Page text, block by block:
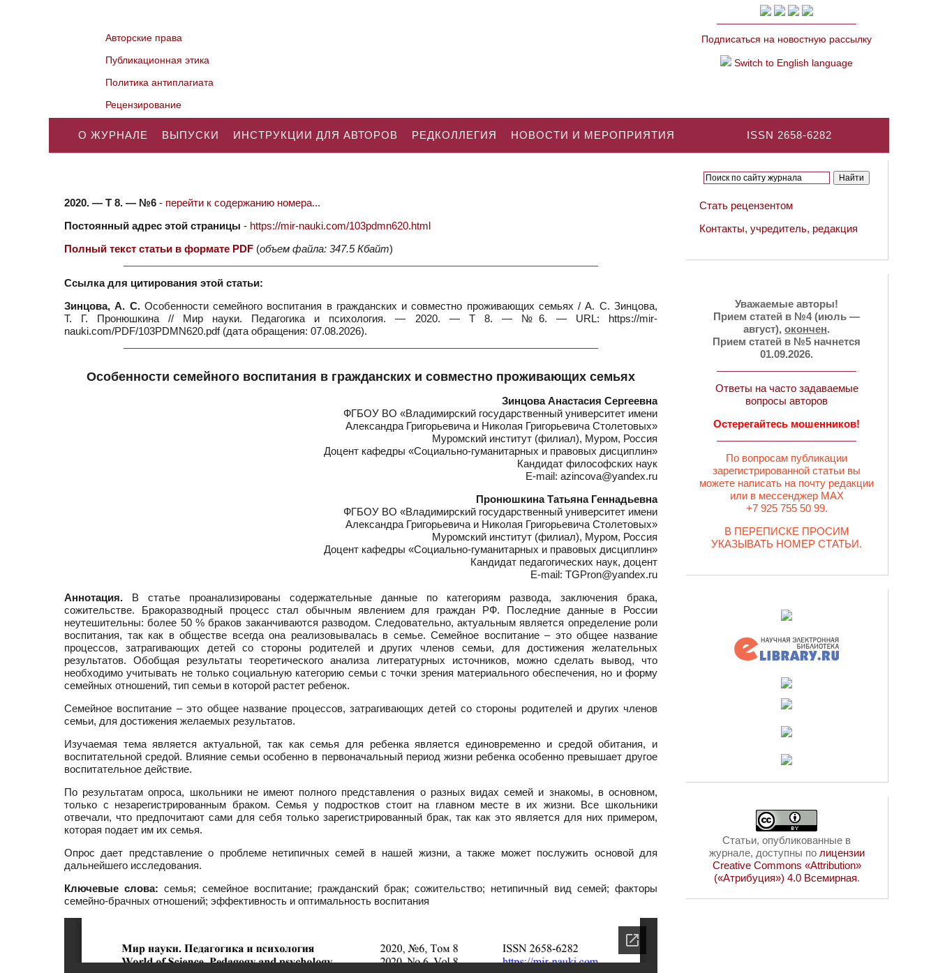
Авторские права
Публикационная этика
Политика антиплагиата
Рецензирование
Подписаться на новостную рассылку
Switch to English language
ISSN 2658-6282
О ЖУРНАЛЕ ВЫПУСКИ ИНСТРУКЦИИ ДЛЯ АВТОРОВ РЕДКОЛЛЕГИЯ НОВОСТИ И МЕРОПРИЯТИЯ
2020. — Т 8. — №6 - перейти к содержанию номера...
Постоянный адрес этой страницы - https://mir-nauki.com/103pdmn620.html
Полный текст статьи в формате PDF (объем файла: 347.5 Кбайт)
Ссылка для цитирования этой статьи:
Зинцова, А. С.Особенности семейного воспитания в гражданских и совместно проживающих семьях / А. С. Зинцова,
Т. Г. Пронюшкина // Мир науки. Педагогика и психология. — 2020. — Т 8. — №6. — URL: https://mir-
nauki.com/PDF/103PDMN620.pdf (дата обращения: 07.08.2026).
Особенности семейного воспитания в гражданских и совместно проживающих семьях
Зинцова Анастасия Сергеевна
ФГБОУ ВО «Владимирский государственный университет имени
Александра Григорьевича и Николая Григорьевича Столетовых»
Муромский институт (филиал), Муром, Россия
Доцент кафедры «Социально-гуманитарных и правовых дисциплин»
Кандидат философских наук
E-mail: azincova@yandex.ru
Пронюшкина Татьяна Геннадьевна
ФГБОУ ВО «Владимирский государственный университет имени
Александра Григорьевича и Николая Григорьевича Столетовых»
Муромский институт (филиал), Муром, Россия
Доцент кафедры «Социально-гуманитарных и правовых дисциплин»
Кандидат педагогических наук, доцент
E-mail: TGPron@yandex.ru
Аннотация. В статье проанализированы содержательные данные по категориям развода, заключения брака,
сожительстве. Бракоразводный процесс стал обычным явлением для граждан РФ. Последние данные в России
неутешительны: более 50 % браков заканчиваются разводом. Следовательно, актуальным является определение роли
воспитания, так как в обществе всегда она реализовывалась в семье. Семейное воспитание – это общее название
процессов, затрагивающих детей со стороны родителей и других членов семьи, для достижения желательных
результатов. Обобщая результаты теоретического анализа литературных источников, можно сделать вывод, что
необходимо учитывать не только социальную категорию семьи с точки зрения материального обеспечения, но и форму
семейных отношений, тип семьи в которой растет ребенок.
Семейное воспитание – это общее название процессов, затрагивающих детей со стороны родителей и других членов
семьи, для достижения желаемых результатов.
Изучаемая тема является актуальной, так как семья для ребенка является единовременно и средой обитания, и
воспитательной средой. Влияние семьи особенно в первоначальный период жизни ребенка особенно превышает другое
воспитательное действие.
По результатам опроса, школьники не имеют полного представления о разных видах семей и знакомы, в основном,
только с незарегистрированным браком. Семья у подростков стоит на главном месте в их жизни. Все школьники
отвечали, что предпочитают сами для себя только зарегистрированный брак, так как это является для них примером,
которая подает им их семья.
Опрос дает представление о проблеме нетипичных семей в нашей жизни, а также может послужить основой для
дальнейшего исследования.
Ключевые слова: семья; семейное воспитание; гражданский брак; сожительство; нетипичный вид семей; факторы
семейно-брачных отношений; эффективность и оптимальность воспитания
Стать рецензентом
Контакты, учредитель, редакция
Уважаемые авторы!
Прием статей в №4 (июль —
август), окончен.
Прием статей в №5 начнется
01.09.2026.
Ответы на часто задаваемые
вопросы авторов
Остерегайтесь мошенников!
По вопросам публикации
зарегистрированной статьи вы
можете написать на почту редакции
или в мессенджер MAX
+7 925 755 50 99.
В ПЕРЕПИСКЕ ПРОСИМ
УКАЗЫВАТЬ НОМЕР СТАТЬИ.
Статьи, опубликованные в
журнале, доступны по лицензии
Creative Commons «Attribution»
(«Атрибуция») 4.0 Всемирная.